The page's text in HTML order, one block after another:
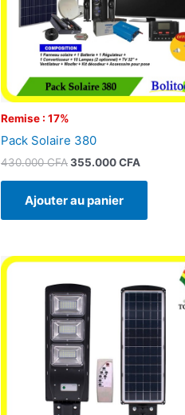
Remise : 17%
Pack Solaire 380
430.000CFA355.000CFA
Ajouter au panier